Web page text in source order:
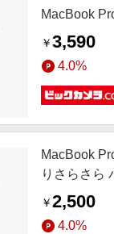
MacBook
￥3,590
4.0%
MacBook
りさらさら
￥2,500
4.0%